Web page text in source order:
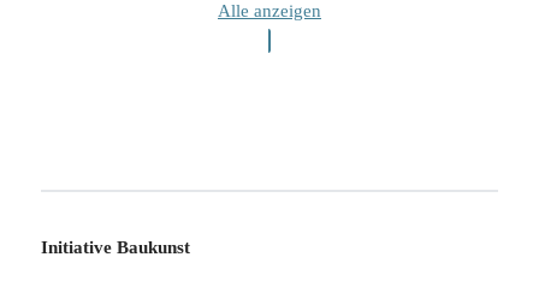
Alle anzeigen
Initiative Baukunst